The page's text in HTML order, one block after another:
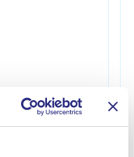
e riservato,
soggiorno
dal mare di